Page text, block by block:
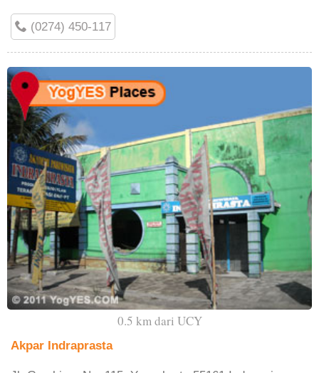
(0274) 450-117
0.5 km dari UCY
Akpar Indraprasta